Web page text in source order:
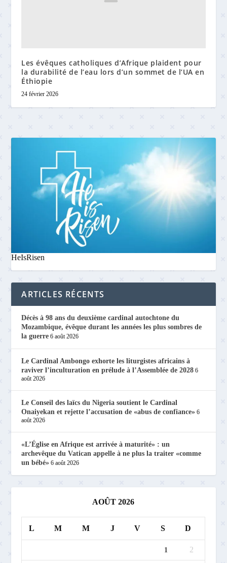
Les évêques catholiques d’Afrique plaident pour
la durabilité de l’eau lors d’un sommet de l’UA en
Éthiopie
24 février 2026
HeIsRisen
ARTICLES RÉCENTS
Décès à 98 ans du deuxième cardinal autochtone du
Mozambique, évêque durant les années les plus sombres de
la guerre 6 août 2026
Le Cardinal Ambongo exhorte les liturgistes africains à
raviver l’inculturation en prélude à l’Assemblée de 2028 6
août 2026
Le Conseil des laïcs du Nigeria soutient le Cardinal
Onaiyekan et rejette l’accusation de «abus de confiance» 6
août 2026
«L’Église en Afrique est arrivée à maturité» : un
archevêque du Vatican appelle à ne plus la traiter «comme
un bébé» 6 août 2026
AOÛT 2026
L M M J V S D
1 2